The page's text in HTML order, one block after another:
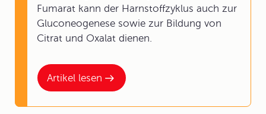
Artikel lesen
Fumarat kann der Harnstoffzyklus auch zur
Gluconeogenese sowie zur Bildung von
Citrat und Oxalat dienen.